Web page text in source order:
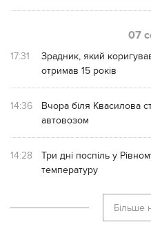
07
17:31
Зрадник, який
отримав 15 років
14:36
Вчора біля Квасилова
автовозом
14:28
Три дні поспіль у
температуру
Більше